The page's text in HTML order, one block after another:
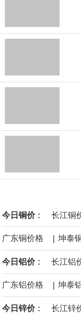
圣路易斯联
的目标，决
时、容忍更
实施有力的
忍如今更高
8月6日，伊
细节，内容
高达货物价
中国制造与
日报道称，
与此同时，
成为韩国最
今日铜价 : 长江铜
广东铜价格 | 坤泰
今日铝价 : 长江铝
广东铝价格 | 坤泰
今日锌价 : 长江锌